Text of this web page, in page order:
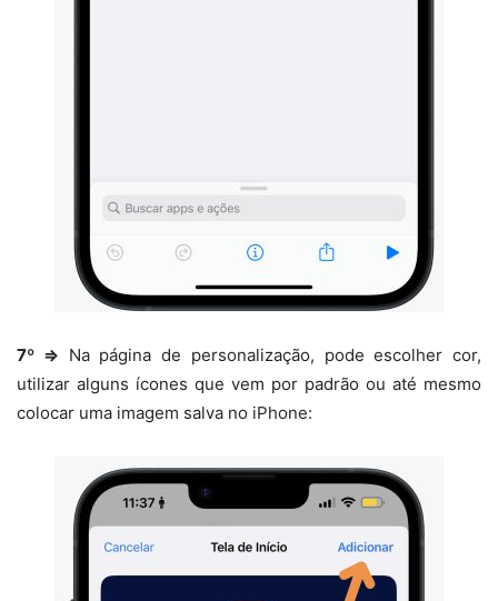
7º ⇒ Na página de personalização, pode escolher cor,
utilizar alguns ícones que vem por padrão ou até mesmo
colocar uma imagem salva no iPhone: